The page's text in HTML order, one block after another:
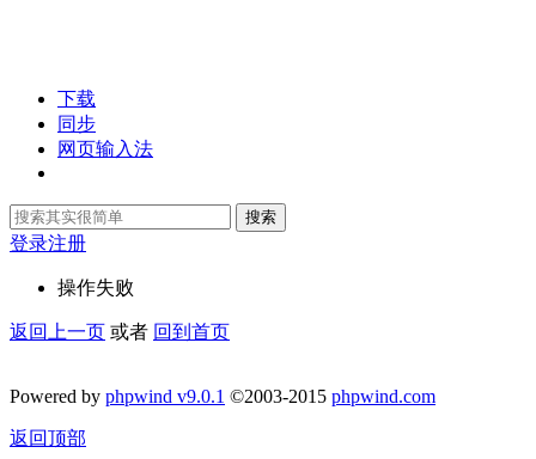
下载
同步
网页输入法
搜索
登录注册
操作失败
返回上一页 或者 回到首页
Powered by phpwind v9.0.1 ©2003-2015 phpwind.com
返回顶部